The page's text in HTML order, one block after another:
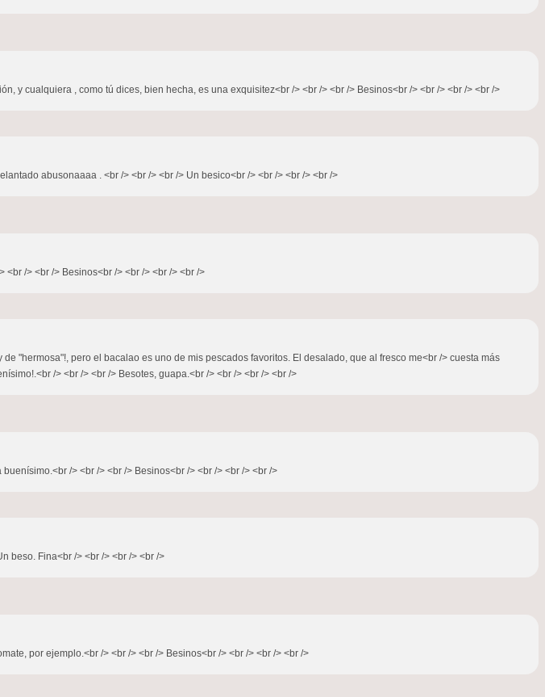
y cualquiera , como tú dices, bien hecha, es una exquisitez<br /> <br /> <br /> Besinos<br /> <br /> <br /> <br />
abusonaaaa . <br /> <br /> <br /> Un besico<br /> <br /> <br /> <br />
/> <br /> Besinos<br /> <br /> <br /> <br />
"hermosa"!, pero el bacalao es uno de mis pescados favoritos. El desalado, que al fresco me<br /> cuesta más
/> <br /> <br /> Besotes, guapa.<br /> <br /> <br /> <br />
/> <br /> <br /> Besinos<br /> <br /> <br /> <br />
beso. Fina<br /> <br /> <br /> <br />
por ejemplo.<br /> <br /> <br /> Besinos<br /> <br /> <br /> <br />